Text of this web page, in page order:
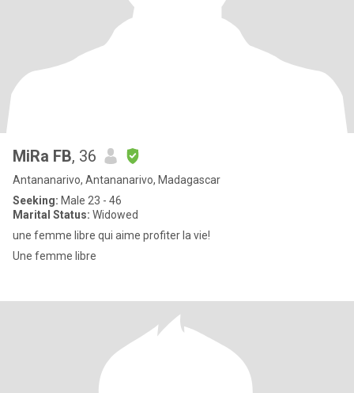
MiRa FB, 36
Antananarivo, Antananarivo, Madagascar
Seeking: Male 23 - 46
Marital Status: Widowed
une femme libre qui aime profiter la vie!
Une femme libre